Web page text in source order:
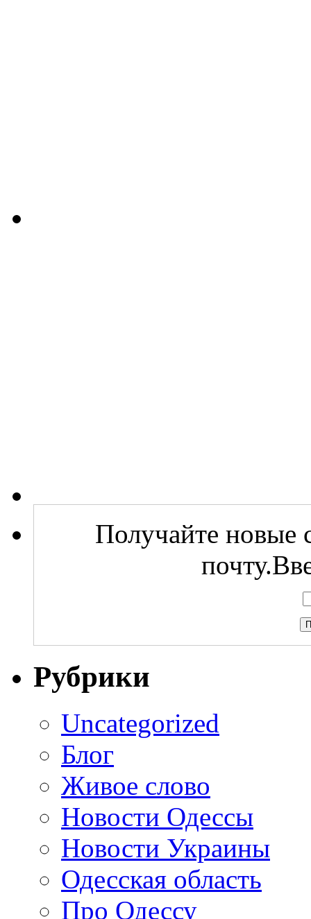
Получайте новые
Рубрики
Uncategorized
Блог
Живое слово
Новости Одессы
Новости Украины
Одесская область
Про Одессу